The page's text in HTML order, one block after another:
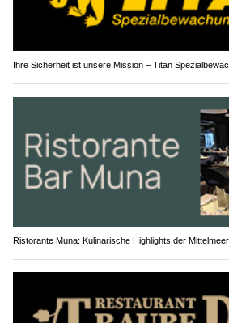
Ihre Sicherheit ist unsere Mission – Titan
Ristorante Muna: Kulinarische Highlights der